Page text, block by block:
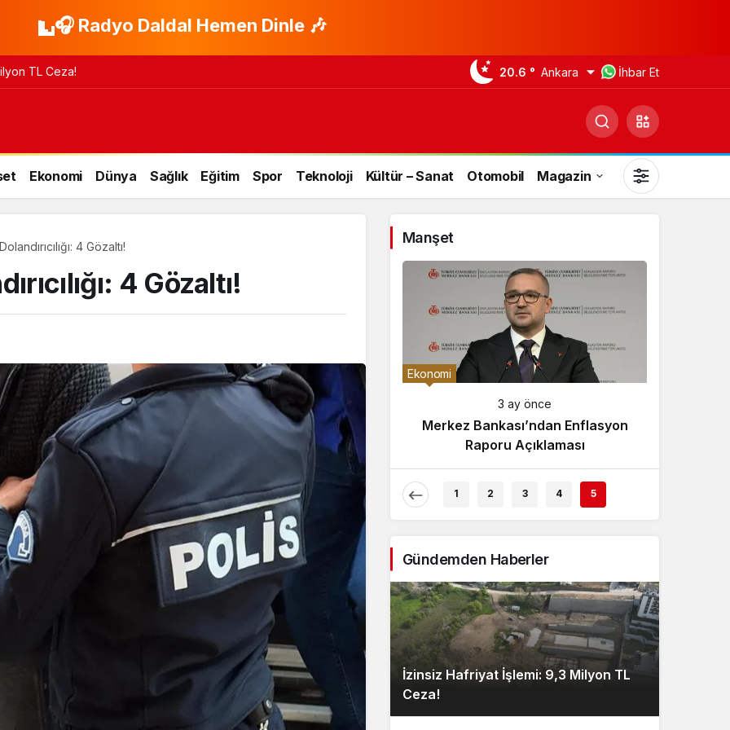
🎧 Radyo Daldal Hemen Dinle 🎶
TL Ceza! 20.6 ° Ankara İhbar Et
Ekonomi Dünya Sağlık Eğitim Spor Teknoloji Kültür – Sanat Otomobil Magazin
Gündüz Modu
Gündüz modunu seçin.
Gece Modu
Gece modunu seçin.
Sistem Modu
Sistem modunu seçin.
4 Gözaltı!
4 Gözaltı!
Manşet
Tartışması
Son Dakika
3 ay önce
Çaykur Rizespor, Beşiktaş’ı
Ağırlıyor!
Ekonomi
3 ay önce
Merkez Bankası’ndan Enflasyon
Raporu Açıklaması
1 2 3 4 5
Gündemden Haberler
İzinsiz Hafriyat İşlemi: 9,3 Milyon TL
Ceza!